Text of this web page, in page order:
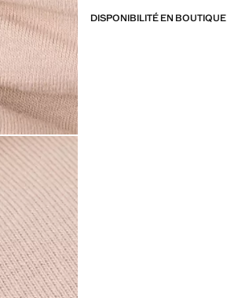
DISPONIBILITÉ EN BOUTIQUE